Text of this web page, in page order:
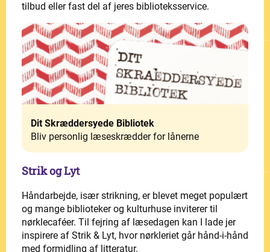
tilbud eller fast del af jeres biblioteksservice.
Dit Skræddersyede Bibliotek
Bliv personlig læseskrædder for lånerne
Strik og Lyt
Håndarbejde, især strikning, er blevet meget populært
og mange biblioteker og kulturhuse inviterer til
nørklecaféer. Til fejring af læsedagen kan I lade jer
inspirere af Strik & Lyt, hvor nørkleriet går hånd-i-hånd
med formidling af litteratur.